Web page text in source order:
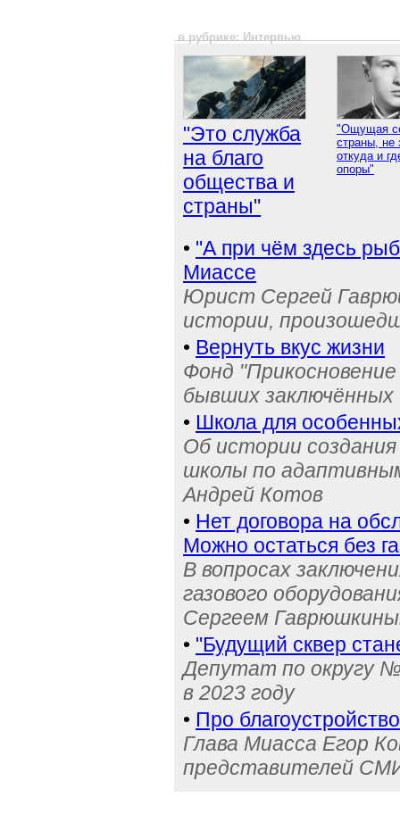
в рубрике: Интервью
"Это служба
на благо
общества и
страны"
"Ощущая
страны, не
откуда и
опоры"
• "А при чём здесь
Миассе
Юрист Сергей
истории,
• Вернуть вкус жизни
Фонд
бывших заключённых
• Школа для
Об истории
школы по
Андрей Котов
• Нет договора на
Можно остаться без
В вопросах
газового
Сергеем
• "Будущий сквер
Депутат по округу
в 2023 году
• Про
Глава Миасса Егор
представителей